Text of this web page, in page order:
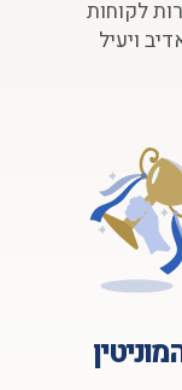
לקוחות
ויעיל